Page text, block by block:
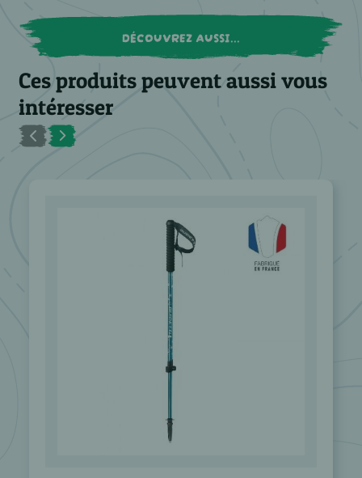
DÉCOUVREZ AUSSI...
Ces produits peuvent aussi vous
intéresser